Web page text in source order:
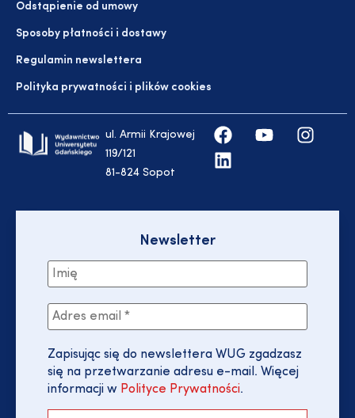
Odstąpienie od umowy
Sposoby płatności i dostawy
Regulamin newslettera
Polityka prywatności i plików cookies
ul. Armii Krajowej
119/121
81-824 Sopot
Newsletter
Zapisując się do newslettera WUG zgadzasz
się na przetwarzanie adresu e-mail. Więcej
informacji w Polityce Prywatności.